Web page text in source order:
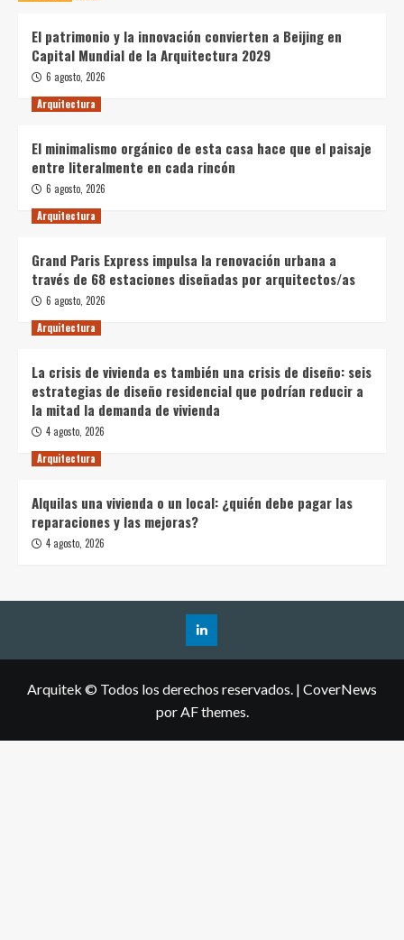
El patrimonio y la innovación convierten a Beijing en
Capital Mundial de la Arquitectura 2029
6 agosto, 2026
Arquitectura
El minimalismo orgánico de esta casa hace que el paisaje
entre literalmente en cada rincón
6 agosto, 2026
Arquitectura
Grand Paris Express impulsa la renovación urbana a
través de 68 estaciones diseñadas por arquitectos/as
6 agosto, 2026
Arquitectura
La crisis de vivienda es también una crisis de diseño: seis
estrategias de diseño residencial que podrían reducir a
la mitad la demanda de vivienda
4 agosto, 2026
Arquitectura
Alquilas una vivienda o un local: ¿quién debe pagar las
reparaciones y las mejoras?
4 agosto, 2026
Arquitek © Todos los derechos reservados. | CoverNews
por AF themes.